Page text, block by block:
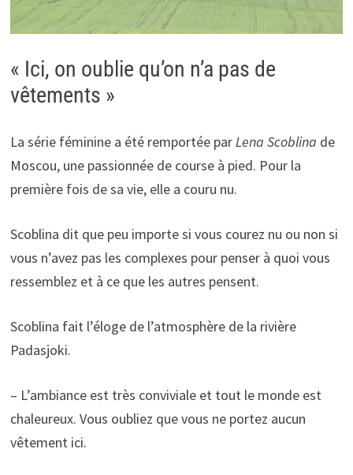
« Ici, on oublie qu’on n’a pas de
vêtements »
La série féminine a été remportée parLena Scoblina de
Moscou, une passionnée de course à pied. Pour la
première fois de sa vie, elle a couru nu.
Scoblina dit que peu importe si vous courez nu ou non si
vous n’avez pas les complexes pour penser à quoi vous
ressemblez et à ce que les autres pensent.
Scoblina fait l’éloge de l’atmosphère de la rivière
Padasjoki.
– L’ambiance est très conviviale et tout le monde est
chaleureux. Vous oubliez que vous ne portez aucun
vêtement ici.